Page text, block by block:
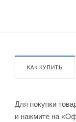
КАК КУПИТЬ
Для покупки
и нажмите на